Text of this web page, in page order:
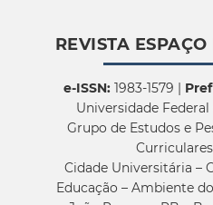
REVISTA
e-ISSN:1983-1579 |
Universidade
Grupo de Estudos e
Cidade Universitária –
Educação – Ambiente